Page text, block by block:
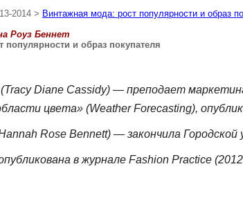
2014 > Винтажная мода: рост популярности и образ
Роуз Беннет
популярности и образ покупателя
(Tracy Diane Cassidy) — преподает
цвета» (Weather Forecasting),
Rose Bennett) — закончила
в журнале Fashion Practice